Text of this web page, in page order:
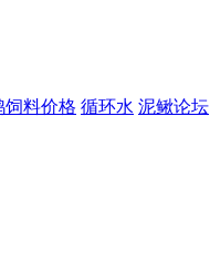
饲料价格 循环水 泥鳅论坛